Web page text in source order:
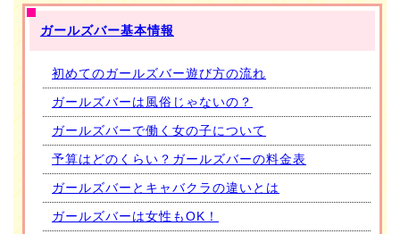
ガールズバー基本情報
初めてのガールズバー遊び方の流れ
ガールズバーは風俗じゃないの？
ガールズバーで働く女の子について
予算はどのくらい？ガールズバーの料金表
ガールズバーとキャバクラの違いとは
ガールズバーは女性もOK！